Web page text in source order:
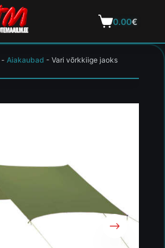
0.00€
- Aiakaubad - Vari võrkkiige jaoks